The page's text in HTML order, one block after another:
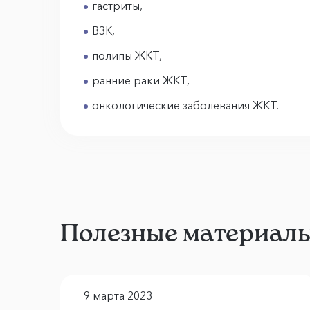
гастриты,
ВЗК,
полипы ЖКТ,
ранние раки ЖКТ,
онкологические заболевания ЖКТ.
Полезные
9 марта 2023